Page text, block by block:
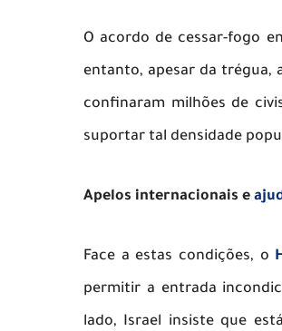
O acordo de cessar-fogo
entanto, apesar da trégua,
confinaram milhões de
suportar tal densidade
Apelos internacionais e
Face a estas condições, o
permitir a entrada
lado, Israel insiste que